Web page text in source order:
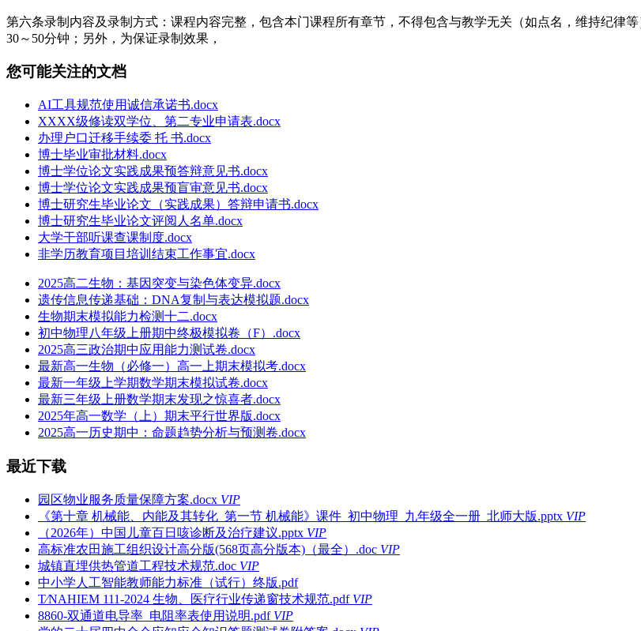
第六条录制内容及录制方式：课程内容完整，包含本门课程所有章节，不得包含与教学无关（如点名，维持纪律
30～50分钟；另外，为保证录制效果，
您可能关注的文档
AI工具规范使用诚信承诺书.docx
XXXX级修读双学位、第二专业申请表.docx
办理户口迁移手续委 托 书.docx
博士毕业审批材料.docx
博士学位论文实践成果预答辩意见书.docx
博士学位论文实践成果预盲审意见书.docx
博士研究生毕业论文（实践成果）答辩申请书.docx
博士研究生毕业论文评阅人名单.docx
大学干部听课查课制度.docx
非学历教育项目培训结束工作事宜.docx
2025高二生物：基因突变与染色体变异.docx
遗传信息传递基础：DNA复制与表达模拟题.docx
生物期末模拟能力检测十二.docx
初中物理八年级上册期中终极模拟卷（F）.docx
2025高三政治期中应用能力测试卷.docx
最新高一生物（必修一）高一上期末模拟考.docx
最新一年级上学期数学期末模拟试卷.docx
最新三年级上册数学期末发现之惊喜者.docx
2025年高一数学（上）期末平行世界版.docx
2025高一历史期中：命题趋势分析与预测卷.docx
最近下载
园区物业服务质量保障方案.docx VIP
《第十章 机械能、内能及其转化_第一节 机械能》课件_初中物理_九年级全一册_北师大版.pptx VIP
（2026年）中国儿童百日咳诊断及治疗建议.pptx VIP
高标准农田施工组织设计高分版(568页高分版本)（最全）.doc VIP
城镇直埋供热管道工程技术规范.doc VIP
中小学人工智能教师能力标准（试行）终版.pdf
T∕NAHIEM 111-2024 生物、医疗行业传递窗技术规范.pdf VIP
8860-双通道电导率_电阻率表使用说明.pdf VIP